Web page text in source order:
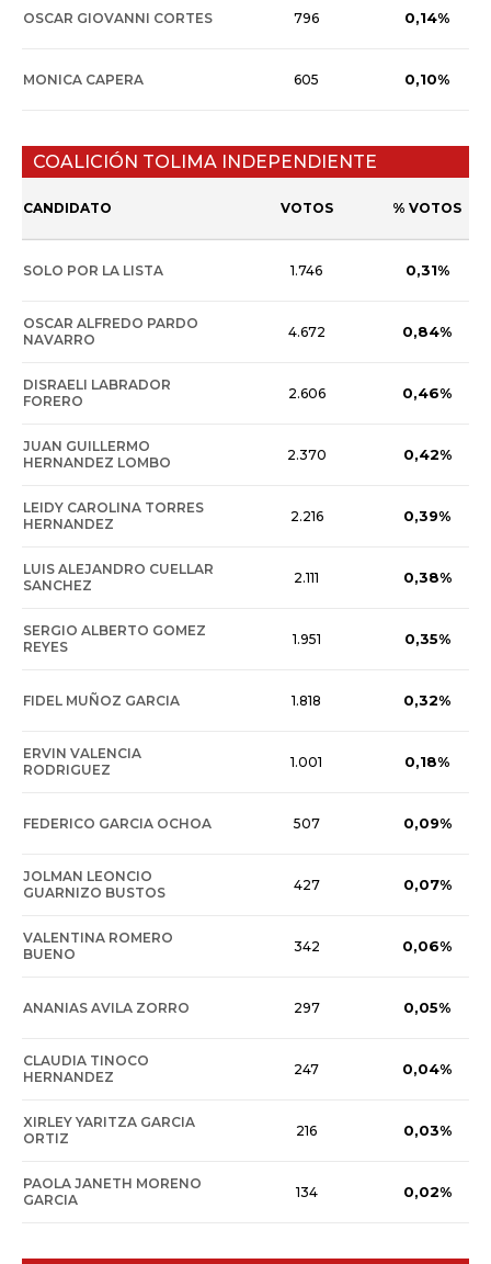
OSCAR GIOVANNI CORTES 796 0,14%
MONICA CAPERA 605 0,10%
COALICIÓN TOLIMA INDEPENDIENTE
CANDIDATO VOTOS % VOTOS
SOLO POR LA LISTA 1.746 0,31%
OSCAR ALFREDO PARDO
NAVARRO
4.672 0,84%
DISRAELI LABRADOR
FORERO
2.606 0,46%
JUAN GUILLERMO
HERNANDEZ LOMBO
2.370 0,42%
LEIDY CAROLINA TORRES
HERNANDEZ
2.216 0,39%
LUIS ALEJANDRO CUELLAR
SANCHEZ
2.111 0,38%
SERGIO ALBERTO GOMEZ
REYES
1.951 0,35%
FIDEL MUÑOZ GARCIA 1.818 0,32%
ERVIN VALENCIA
RODRIGUEZ
1.001 0,18%
FEDERICO GARCIA OCHOA 507 0,09%
JOLMAN LEONCIO
GUARNIZO BUSTOS
427 0,07%
VALENTINA ROMERO
BUENO
342 0,06%
ANANIAS AVILA ZORRO 297 0,05%
CLAUDIA TINOCO
HERNANDEZ
247 0,04%
XIRLEY YARITZA GARCIA
ORTIZ
216 0,03%
PAOLA JANETH MORENO
GARCIA
134 0,02%